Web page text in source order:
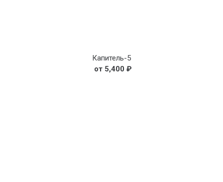
Капитель-5
5,400 ₽